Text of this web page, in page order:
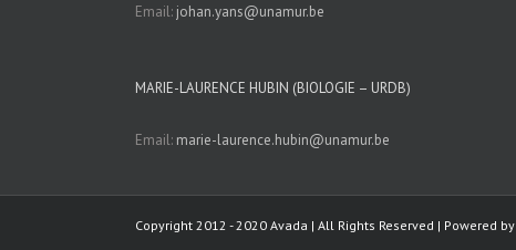
Email: johan.yans@unamur.be
MARIE-LAURENCE HUBIN (BIOLOGIE – URDB)
Email: marie-laurence.hubin@unamur.be
Copyright 2012 - 2020 Avada | All Rights Reserved | Powered by